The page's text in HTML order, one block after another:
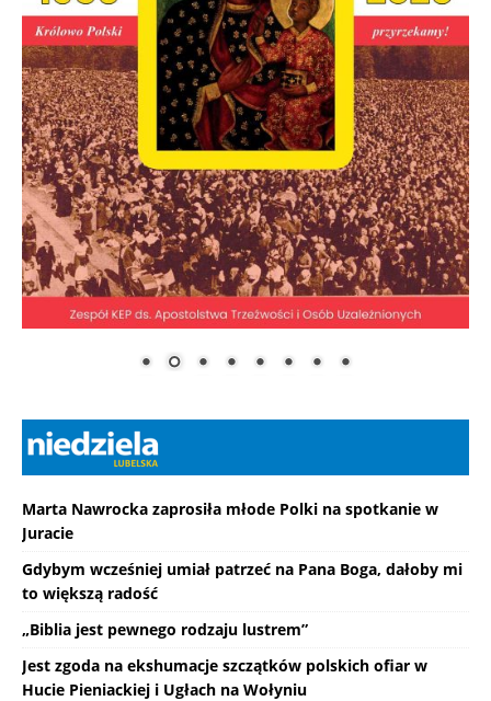
Marta Nawrocka zaprosiła młode Polki na spotkanie w
Juracie
Gdybym wcześniej umiał patrzeć na Pana Boga, dałoby mi
to większą radość
„Biblia jest pewnego rodzaju lustrem”
Jest zgoda na ekshumacje szczątków polskich ofiar w
Hucie Pieniackiej i Ugłach na Wołyniu